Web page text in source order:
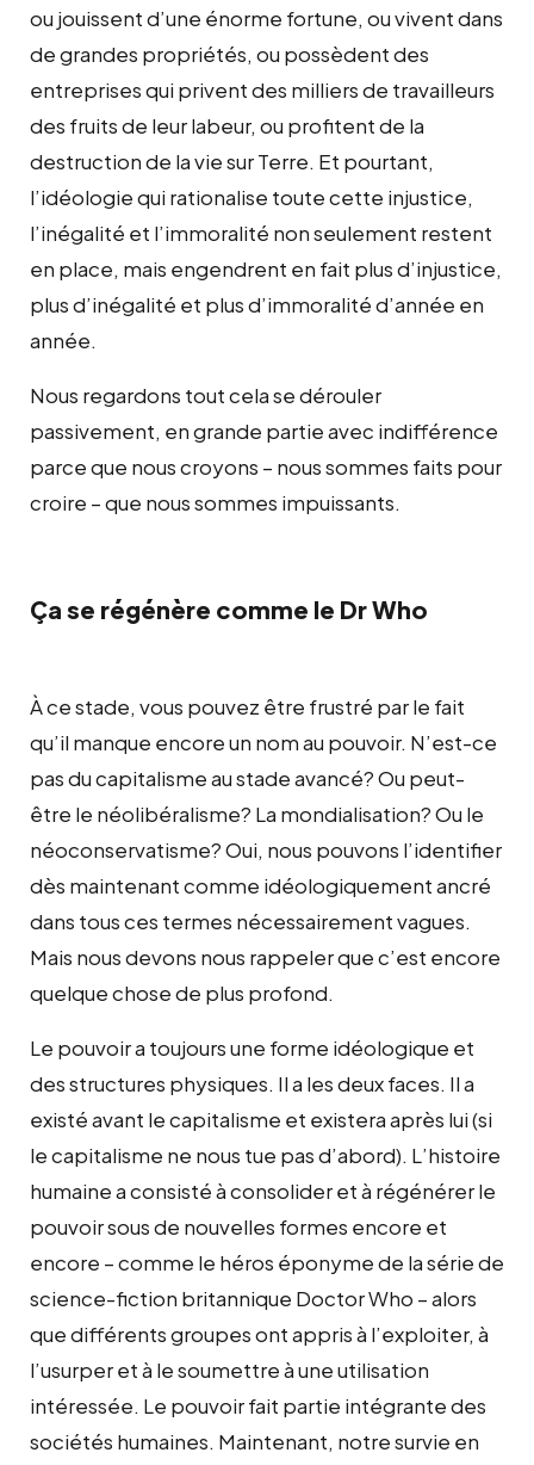
ou jouissent d’une énorme fortune, ou vivent dans
de grandes propriétés, ou possèdent des
entreprises qui privent des milliers de travailleurs
des fruits de leur labeur, ou profitent de la
destruction de la vie sur Terre. Et pourtant,
l’idéologie qui rationalise toute cette injustice,
l’inégalité et l’immoralité non seulement restent
en place, mais engendrent en fait plus d’injustice,
plus d’inégalité et plus d’immoralité d’année en
année.
Nous regardons tout cela se dérouler
passivement, en grande partie avec indifférence
parce que nous croyons – nous sommes faits pour
croire – que nous sommes impuissants.
Ça se régénère comme le Dr Who
À ce stade, vous pouvez être frustré par le fait
qu’il manque encore un nom au pouvoir. N’est-ce
pas du capitalisme au stade avancé? Ou peut-
être le néolibéralisme? La mondialisation? Ou le
néoconservatisme? Oui, nous pouvons l’identifier
dès maintenant comme idéologiquement ancré
dans tous ces termes nécessairement vagues.
Mais nous devons nous rappeler que c’est encore
quelque chose de plus profond.
Le pouvoir a toujours une forme idéologique et
des structures physiques. Il a les deux faces. Il a
existé avant le capitalisme et existera après lui (si
le capitalisme ne nous tue pas d’abord). L’histoire
humaine a consisté à consolider et à régénérer le
pouvoir sous de nouvelles formes encore et
encore – comme le héros éponyme de la série de
science-fiction britannique Doctor Who – alors
que différents groupes ont appris à l’exploiter, à
l’usurper et à le soumettre à une utilisation
intéressée. Le pouvoir fait partie intégrante des
sociétés humaines. Maintenant, notre survie en